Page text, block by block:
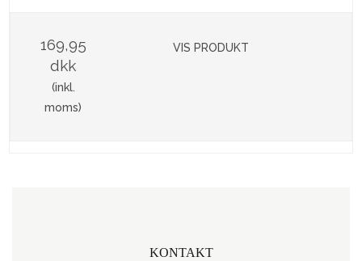
169,95
dkk
(inkl.
moms)
VIS PRODUKT
KONTAKT